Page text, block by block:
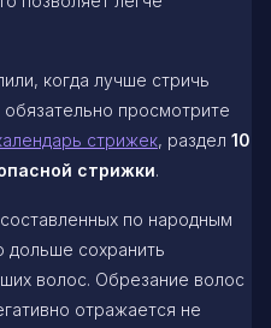
когда лучше стричь
просмотрите
стрижек, раздел 10
стрижки.
по народным
дольше сохранить
волос. Обрезание волос
отражается не